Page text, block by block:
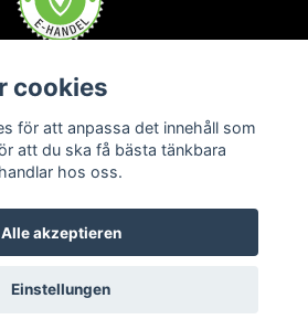
Turtle Nordic Austria
cookies
för att anpassa det innehåll som
att du ska få bästa tänkbara
hos oss.
Alle akzeptieren
Einstellungen